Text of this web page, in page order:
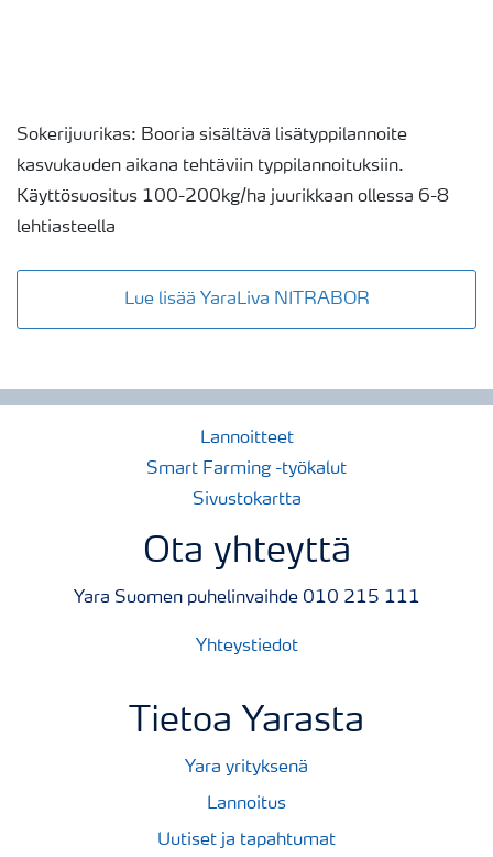
Sokerijuurikas: Booria sisältävä lisätyppilannoite
kasvukauden aikana tehtäviin typpilannoituksiin.
Käyttösuositus 100-200kg/ha juurikkaan ollessa 6-8
lehtiasteella
Lue lisää YaraLiva NITRABOR
Lannoitteet
Smart Farming -työkalut
Sivustokartta
Ota yhteyttä
Yara Suomen puhelinvaihde 010 215 111
Yhteystiedot
Tietoa Yarasta
Yara yrityksenä
Lannoitus
Uutiset ja tapahtumat